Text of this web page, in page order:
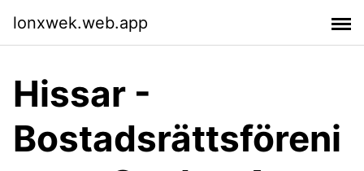
lonxwek.web.app
Hissar -
Bostadsrättsföreni